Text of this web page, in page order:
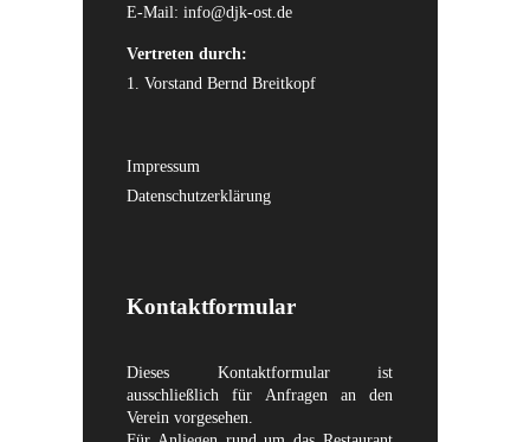
E-Mail: info@djk-ost.de
Vertreten durch:
1. Vorstand Bernd Breitkopf
Impressum
Datenschutzerklärung
Kontaktformular
Dieses Kontaktformular ist
ausschließlich für Anfragen an den
Verein vorgesehen.